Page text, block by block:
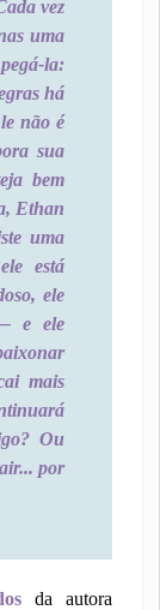
vez
uma
la:
há
não é
sua
bem
Ethan
uma
está
ele
e ele
mais
Ou
por
da autora